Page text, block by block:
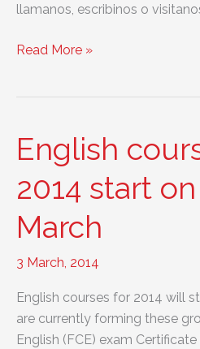
llamanos, escribinos o
Comienzo
2018
Read More »
English
2014 start
March
3 March, 2014
English courses for 2014 will
are currently forming these
English (FCE) exam